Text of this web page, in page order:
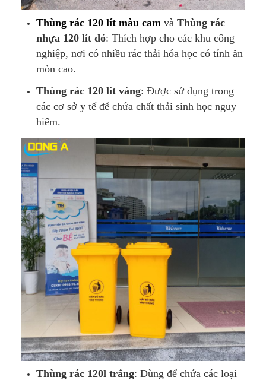
Thùng rác 120 lít màu cam và Thùng rác
nhựa 120 lít đỏ: Thích hợp cho các khu công
nghiệp, nơi có nhiều rác thải hóa học có tính ăn
mòn cao.
Thùng rác 120 lít vàng: Được sử dụng trong
các cơ sở y tế để chứa chất thải sinh học nguy
hiểm.
Thùng rác 120l trắng: Dùng để chứa các loại